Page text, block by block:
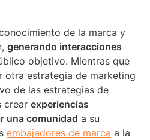
de la marca y
generando interacciones
objetivo. Mientras que
otra estrategia de marketing
de las estrategias de
crear experiencias
una comunidad a su
embajadores de marca a la